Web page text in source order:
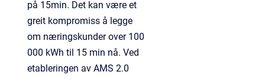
på 15min. Det kan være et
greit kompromiss å legge
om næringskunder over 100
000 kWh til 15 min nå. Ved
etableringen av AMS 2.0